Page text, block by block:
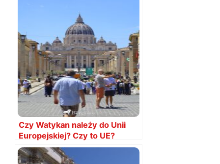
Czy Watykan należy do Unii
Europejskiej? Czy to UE?